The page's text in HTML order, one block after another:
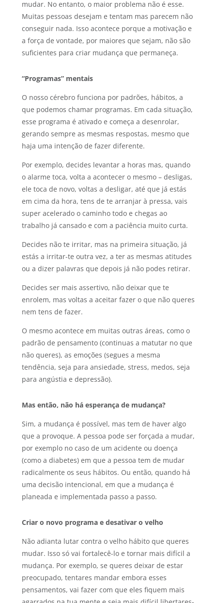
mudar. No entanto, o maior problema não é esse.
Muitas pessoas desejam e tentam mas parecem não
conseguir nada. Isso acontece porque a motivação e
a força de vontade, por maiores que sejam, não são
suficientes para criar mudança que permaneça.
“Programas” mentais
O nosso cérebro funciona por padrões, hábitos, a
que podemos chamar programas. Em cada situação,
esse programa é ativado e começa a desenrolar,
gerando sempre as mesmas respostas, mesmo que
haja uma intenção de fazer diferente.
Por exemplo, decides levantar a horas mas, quando
o alarme toca, volta a acontecer o mesmo – desligas,
ele toca de novo, voltas a desligar, até que já estás
em cima da hora, tens de te arranjar à pressa, vais
super acelerado o caminho todo e chegas ao
trabalho já cansado e com a paciência muito curta.
Decides não te irritar, mas na primeira situação, já
estás a irritar-te outra vez, a ter as mesmas atitudes
ou a dizer palavras que depois já não podes retirar.
Decides ser mais assertivo, não deixar que te
enrolem, mas voltas a aceitar fazer o que não queres
nem tens de fazer.
O mesmo acontece em muitas outras áreas, como o
padrão de pensamento (continuas a matutar no que
não queres), as emoções (segues a mesma
tendência, seja para ansiedade, stress, medos, seja
para angústia e depressão).
Mas então, não há esperança de mudança?
Sim, a mudança é possível, mas tem de haver algo
que a provoque. A pessoa pode ser forçada a mudar,
por exemplo no caso de um acidente ou doença
(como a diabetes) em que a pessoa tem de mudar
radicalmente os seus hábitos. Ou então, quando há
uma decisão intencional, em que a mudança é
planeada e implementada passo a passo.
Criar o novo programa e desativar o velho
Não adianta lutar contra o velho hábito que queres
mudar. Isso só vai fortalecê-lo e tornar mais difícil a
mudança. Por exemplo, se queres deixar de estar
preocupado, tentares mandar embora esses
pensamentos, vai fazer com que eles fiquem mais